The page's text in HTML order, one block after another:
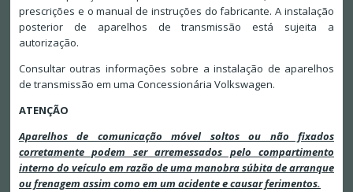
prescrições e o manual de instruções do fabricante. A instalação
posterior de aparelhos de transmissão está sujeita a
autorização.
Consultar outras informações sobre a instalação de aparelhos
de transmissão em uma Concessionária Volkswagen.
ATENÇÃO
Aparelhos de comunicação móvel soltos ou não fixados
corretamente podem ser arremessados pelo compartimento
interno do veículo em razão de uma manobra súbita de arranque
ou frenagem assim como em um acidente e causar ferimentos.